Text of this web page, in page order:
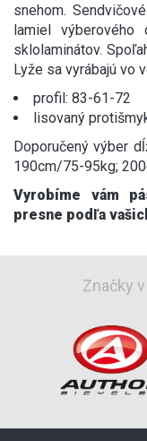
snehom.
lamiel
sklolaminátov.
Lyže sa vyrábajú vo
profil: 83-61-72
lisovaný
Doporučený výber
190cm/75-95kg;
Vyrobíme vám
presne podľa
Značky